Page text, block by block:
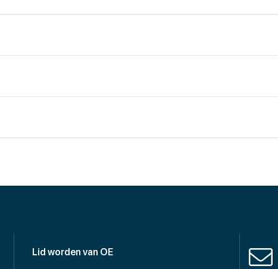
Lid worden van OE